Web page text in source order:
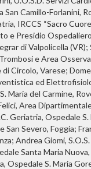
Camillo-Forlanini,
IRCCS “Sacro Cuore
e Presidio
di Valpolicella (VR);
e Area
Circolo, Varese;
ed
Maria del Carmine,
Area
Geriatria, Ospedale
San Severo, Foggia;
Andrea Giomi,
Santa Maria
Ospedale S. Maria